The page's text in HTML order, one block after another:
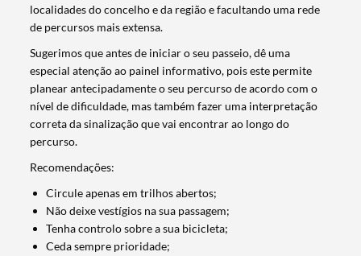
localidades do concelho e da região e facultando uma rede
de percursos mais extensa.
Sugerimos que antes de iniciar o seu passeio, dê uma
especial atenção ao painel informativo, pois este permite
planear antecipadamente o seu percurso de acordo com o
nível de dificuldade, mas também fazer uma interpretação
correta da sinalização que vai encontrar ao longo do
percurso.
Recomendações:
Circule apenas em trilhos abertos;
Não deixe vestígios na sua passagem;
Tenha controlo sobre a sua bicicleta;
Ceda sempre prioridade;